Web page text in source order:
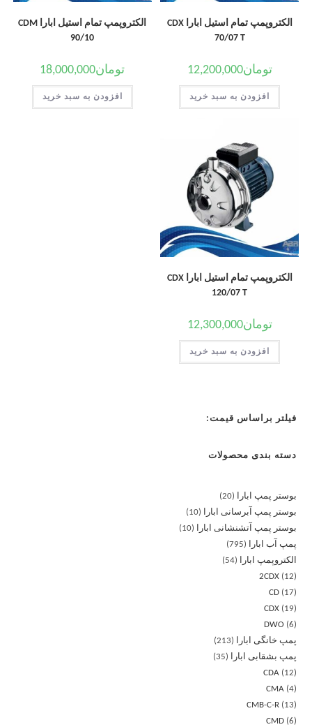
الکتروپمپ تمام استیل ابارا CDX
70/07 T
تومان12,200,000
افزودن به سبد خرید
الکتروپمپ تمام استیل ابارا CDM
90/10
تومان18,000,000
افزودن به سبد خرید
الکتروپمپ تمام استیل ابارا CDX
120/07 T
تومان12,300,000
افزودن به سبد خرید
فیلتر براساس قیمت:
دسته بندی محصولات
بوستر پمپ ابارا
20
بوستر پمپ آبرسانی ابارا
10
بوستر پمپ آتشنشانی ابارا
10
پمپ آب ابارا
795
الکتروپمپ ابارا
54
2CDX
12
CD
17
CDX
19
DWO
6
پمپ خانگی ابارا
213
پمپ بشقابی ابارا
35
CDA
12
CMA 4
CMB-C-R
13
CMD 6